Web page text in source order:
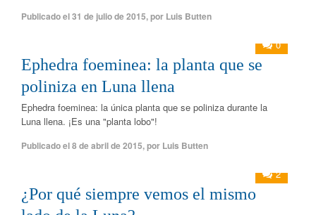
Publicado el31 de julio de 2015,por Luis Butten
0
Ephedra foeminea: la planta que se
poliniza en Luna llena
Ephedra foeminea: la única planta que se poliniza durante la
Luna llena. ¡Es una "planta lobo"!
Publicado el8 de abril de 2015,por Luis Butten
2
¿Por qué siempre vemos el mismo